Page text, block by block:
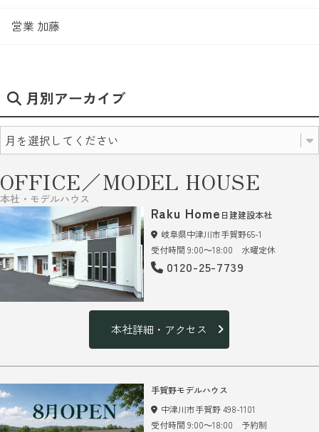
営業 加藤
月別アーカイブ
OFFICE／MODEL HOUSE
本社・モデルハウス
Raku Home 日建建設本社
岐阜県中津川市手賀野65-1
受付時間 9:00～18:00 水曜定休
0120-25-7739
本社詳細・アクセス
手賀野モデルハウス
中津川市手賀野 498-1101
受付時間 9:00～18:00 予約制